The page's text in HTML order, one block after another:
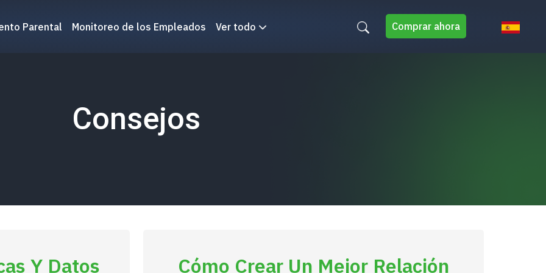
Parental Monitoreo de los Empleados Ver todo Comprar ahora
Consejos
Y Datos
Cómo Crear Un Mejor Relación